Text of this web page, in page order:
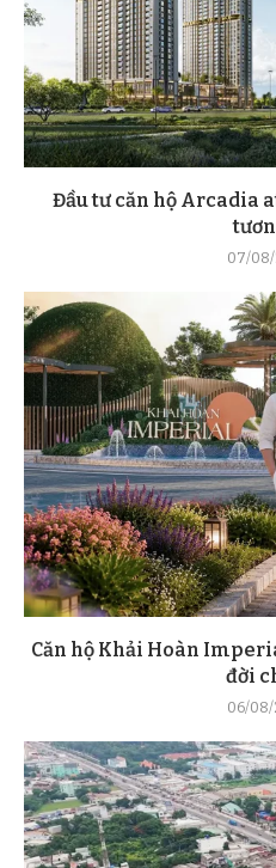
Đầu tư căn hộ Arcadia
07/
Căn hộ Khải Hoàn
đời
06/08/